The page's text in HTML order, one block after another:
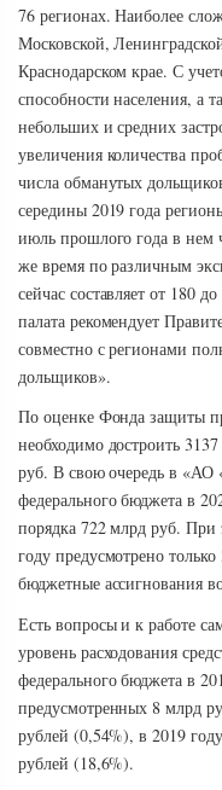
76 регионах. Наиболее
Московской,
Краснодарском крае. С
способности населения, а
небольших и средних
увеличения количества
числа обманутых
середины 2019 года
июль прошлого года в нем
же время по различным
сейчас составляет от 180
палата рекомендует
совместно с регионами
дольщиков».
По оценке Фонда защиты
необходимо достроить
руб. В свою очередь в
федерального бюджета в
порядка 722 млрд руб.
году предусмотрено
бюджетные ассигнования
Есть вопросы и к работе
уровень расходования
федерального бюджета в
предусмотренных 8 млрд
рублей (0,54%), в 2019
рублей (18,6%).